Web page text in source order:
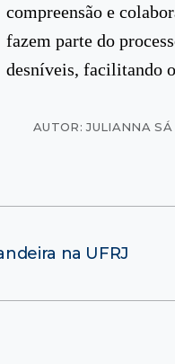
compreensão e
fazem parte do
desníveis, facilitando
AUTOR: JULIANNA
na UFRJ